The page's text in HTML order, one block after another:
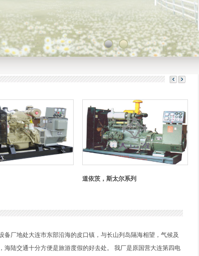
道依茨，斯太尔系列
备厂地处大连市东部沿海的皮口镇，与长山列岛隔海相望，气候及
海陆交通十分方便是旅游度假的好去处。 我厂是原国营大连第四电